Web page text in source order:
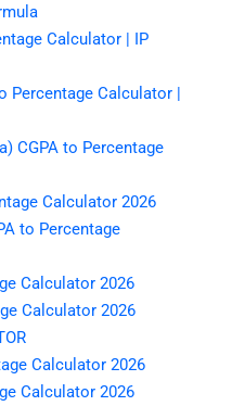
Calculator | IP
Percentage Calculator |
CGPA to Percentage
Calculator 2026
to Percentage
Calculator 2026
Calculator 2026
Calculator 2026
Calculator 2026